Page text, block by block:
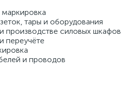
тары и оборудования
производстве силовых шкафов
переучёте
и проводов